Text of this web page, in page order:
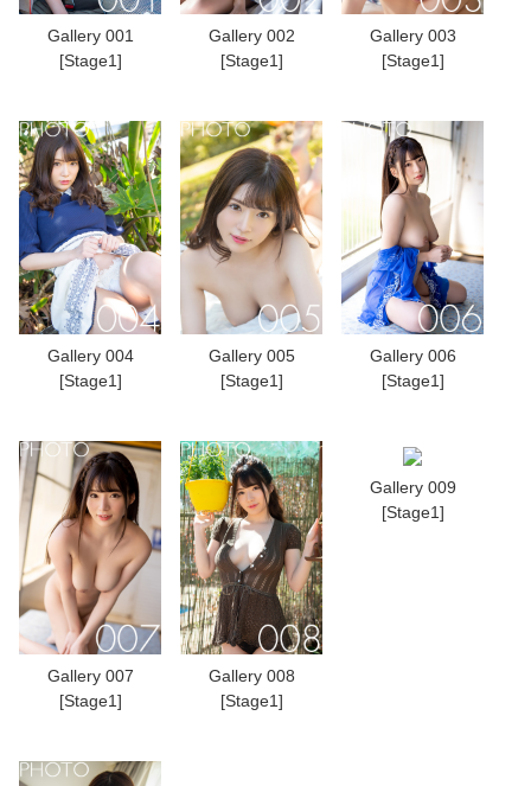
Gallery 001
[Stage1]
Gallery 002
[Stage1]
Gallery 003
[Stage1]
Gallery 004
[Stage1]
Gallery 005
[Stage1]
Gallery 006
[Stage1]
Gallery 007
[Stage1]
Gallery 008
[Stage1]
Gallery 009
[Stage1]